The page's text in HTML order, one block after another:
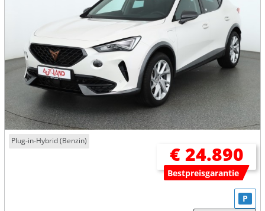
Plug-in-Hybrid (Benzin)
€ 24.890
Bestpreisgarantie
P